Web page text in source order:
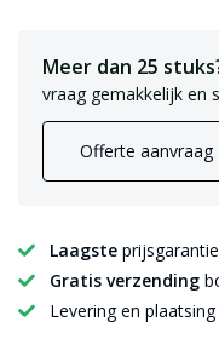
Meer dan 25
vraag gemakkelijk en
Offerte aanvraag
Laagste prijsgarantie
Gratis verzending
Levering en plaatsing